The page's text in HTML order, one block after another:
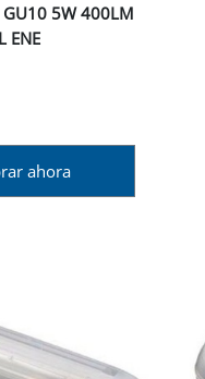
5W 400LM
ENE
ahora